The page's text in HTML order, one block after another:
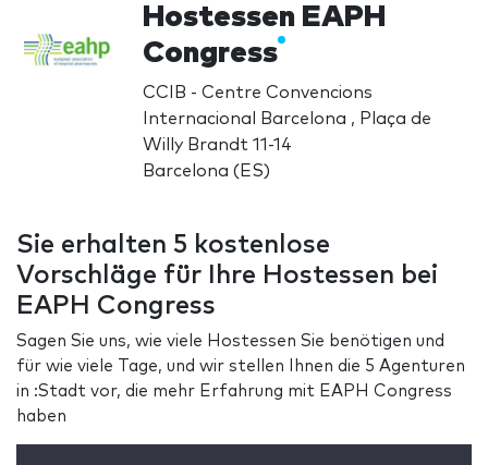
Hostessen EAPH
Congress
CCIB - Centre Convencions
Internacional Barcelona , Plaça de
Willy Brandt 11-14
Barcelona (ES)
Sie erhalten 5 kostenlose
Vorschläge für Ihre Hostessen bei
EAPH Congress
Sagen Sie uns, wie viele Hostessen Sie benötigen und
für wie viele Tage, und wir stellen Ihnen die 5 Agenturen
in :Stadt vor, die mehr Erfahrung mit EAPH Congress
haben